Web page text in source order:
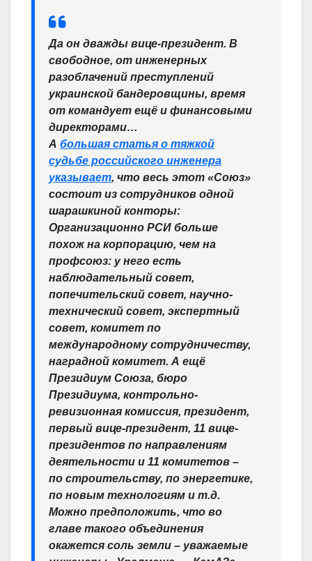
Да он дважды вице-президент. В
свободное, от инженерных
разоблачений преступлений
украинской бандеровщины, время
от командует ещё и финансовыми
директорами…
А большая статья о тяжкой
судьбе российского инженера
указывает, что весь этот «Союз»
состоит из сотрудников одной
шарашкиной конторы:
Организационно РСИ больше
похож на корпорацию, чем на
профсоюз: у него есть
наблюдательный совет,
попечительский совет, научно-
технический совет, экспертный
совет, комитет по
международному сотрудничеству,
наградной комитет. А ещё
Президиум Союза, бюро
Президиума, контрольно-
ревизионная комиссия, президент,
первый вице-президент, 11 вице-
президентов по направлениям
деятельности и 11 комитетов –
по строительству, по энергетике,
по новым технологиям и т.д.
Можно предположить, что во
главе такого объединения
окажется соль земли – уважаемые